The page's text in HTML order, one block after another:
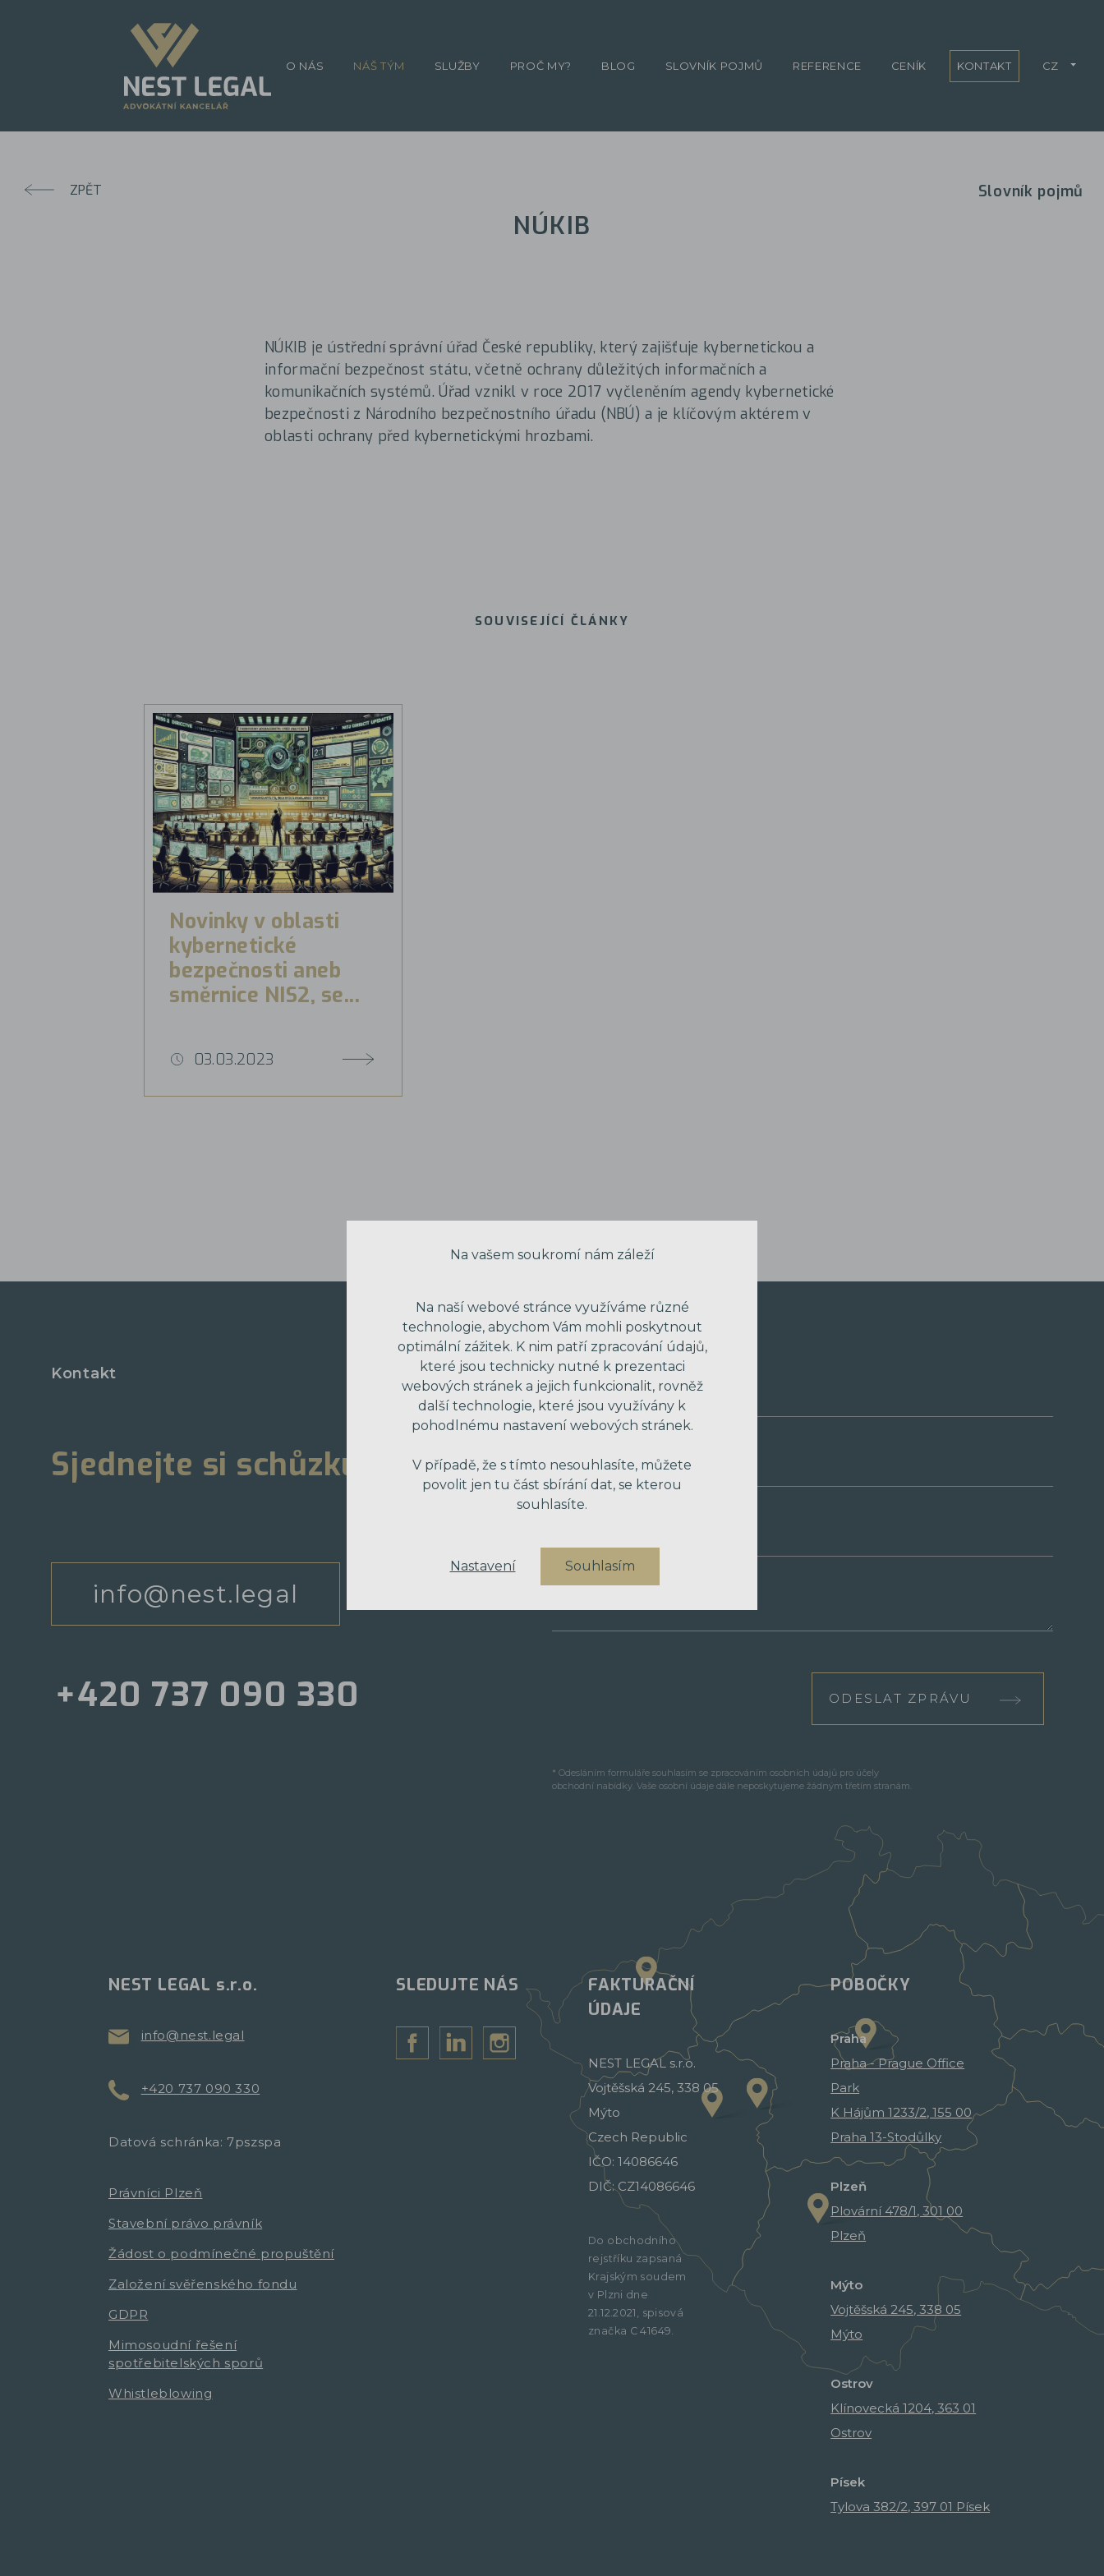
ZPĚT Slovník pojmů
NÚKIB
NÚKIB je ústřední správní úřad České republiky, který zajišťuje kybernetickou a
informační bezpečnost státu, včetně ochrany důležitých informačních a
komunikačních systémů. Úřad vznikl v roce 2017 vyčleněním agendy kybernetické
bezpečnosti z Národního bezpečnostního úřadu (NBÚ) a je klíčovým aktérem v
oblasti ochrany před kybernetickými hrozbami.
SOUVISEJÍCÍ ČLÁNKY
Novinky v oblasti
kybernetické
bezpečnosti aneb
směrnice NIS2, se...
03.03.2023
Kontakt
Sjednejte si schůzku
info@nest.legal
+420 737 090 330
VAŠE JMÉNO
VAŠE ZPRÁVA
ODESLAT ZPRÁVU
* Odesláním formuláře souhlasím se zpracováním osobních údajů pro účely
obchodní nabídky. Vaše osobní údaje dále neposkytujeme žádným třetím stranám.
NEST LEGAL s.r.o.
info@nest.legal
+420 737 090 330
Datová schránka: 7pszspa
Právníci Plzeň
Stavební právo právník
Žádost o podmínečné propuštění
Založení svěřenského fondu
GDPR
Mimosoudní řešení
spotřebitelských sporů
Whistleblowing
SLEDUJTE NÁS
FAKTURAČNÍ
ÚDAJE
NEST LEGAL s.r.o.
Vojtěšská 245, 338 05
Mýto
Czech Republic
IČO: 14086646
DIČ: CZ14086646
Do obchodního
rejstříku zapsaná
Krajským soudem
v Plzni dne
21.12.2021, spisová
značka C 41649.
POBOČKY
Praha
Praha - Prague Office
Park
K Hájům 1233/2, 155 00
Praha 13-Stodůlky
Plzeň
Plovární 478/1, 301 00
Plzeň
Mýto
Vojtěšská 245, 338 05
Mýto
Ostrov
Klínovecká 1204, 363 01
Ostrov
Písek
Tylova 382/2, 397 01 Písek
O NÁS NÁŠ TÝM SLUŽBY PROČ MY? BLOG SLOVNÍK POJMŮ REFERENCE CENÍK KONTAKT CZ
Na vašem soukromí nám záleží
Na naší webové stránce využíváme různé
technologie, abychom Vám mohli poskytnout
optimální zážitek. K nim patří zpracování údajů,
které jsou technicky nutné k prezentaci
webových stránek a jejich funkcionalit, rovněž
další technologie, které jsou využívány k
pohodlnému nastavení webových stránek.
V případě, že s tímto nesouhlasíte, můžete
povolit jen tu část sbírání dat, se kterou
souhlasíte.
Nastavení Souhlasím